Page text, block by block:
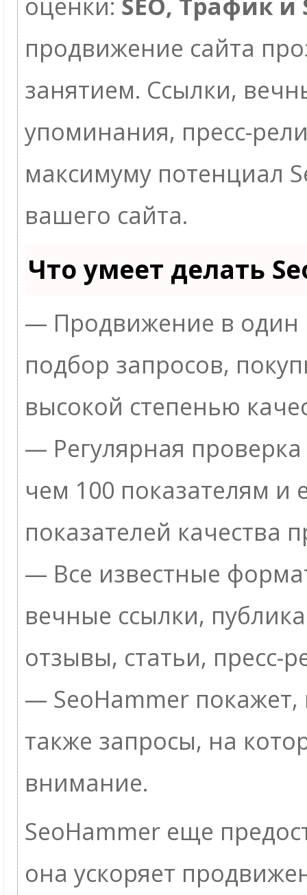
продвижение сайта
занятием. Ссылки,
упоминания, пресс-
максимуму потенциал
вашего сайта.
Что умеет делать
— Продвижение в один
подбор запросов,
высокой степенью
— Регулярная
чем 100 показателям и
показателей качества
— Все известные
вечные ссылки,
отзывы, статьи, пресс-
— SeoHammer покажет,
также запросы, на
внимание.
SeoHammer еще
она ускоряет